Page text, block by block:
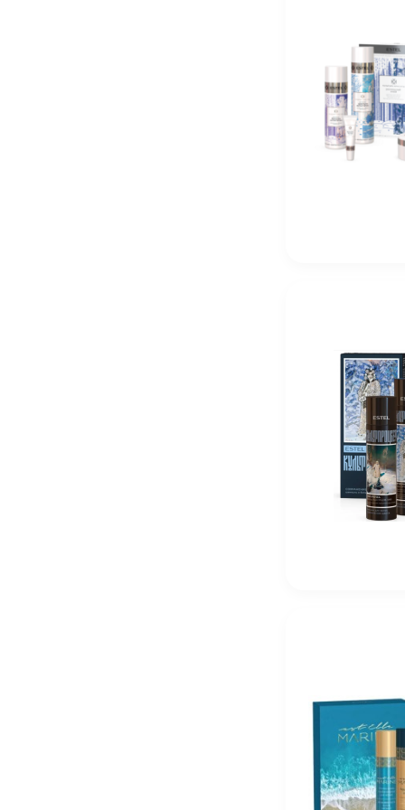
R+Co Zipper Multitasking Styling Lotion 177 мл
R+Co Lost Treasure Apple Cider Vinegar Cleansing
Christina Fitzgerald Профессиональное средство
Christina Fitzgerald Топ Ultra Non Wipe Top без
R+Co Shampoo «Дивный сад» Supergarden CBD
R+Co Conditioner «Дивный сад» Supergarden CBD
R+Co Super Garden Успокаивающий уход «Дивный
R+Co Super CBD Scalp Soothing Concentrate
Kydra Le Salon 4 Jelly Gloss 60 мл Краска для волос
Kydra Le Salon 6-18 Jelly Gloss 60 мл Краска для
Kydra Le Salon 10-3 Jelly Gloss 60 мл Краска для